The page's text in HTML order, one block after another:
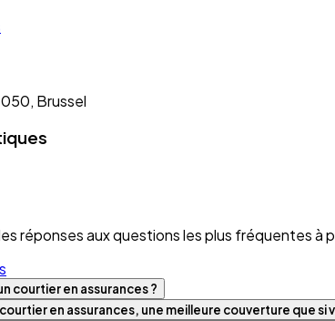
Brussel
réponses aux questions les plus fréquentes à
courtier en assurances ?
en assurances, une meilleure couverture que si